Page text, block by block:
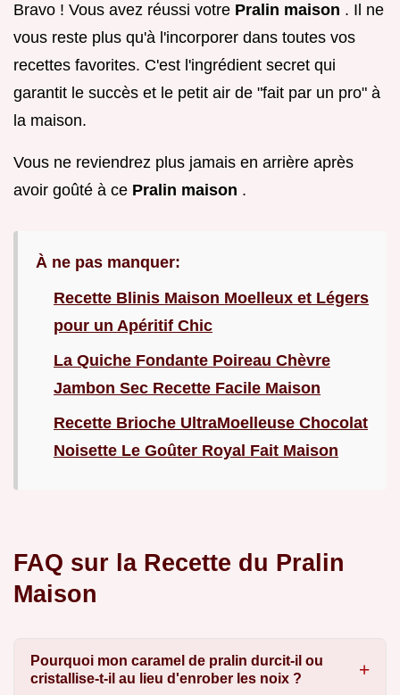
Bravo ! Vous avez réussi votre Pralin maison . Il ne
vous reste plus qu'à l'incorporer dans toutes vos
recettes favorites. C'est l'ingrédient secret qui
garantit le succès et le petit air de "fait par un pro" à
la maison.
Vous ne reviendrez plus jamais en arrière après
avoir goûté à ce Pralin maison .
À ne pas manquer:
Recette Blinis Maison Moelleux et Légers
pour un Apéritif Chic
La Quiche Fondante Poireau Chèvre
Jambon Sec Recette Facile Maison
Recette Brioche UltraMoelleuse Chocolat
Noisette Le Goûter Royal Fait Maison
FAQ sur la Recette du Pralin
Maison
Pourquoi mon caramel de pralin durcit-il ou
cristallise-t-il au lieu d'enrober les noix ?